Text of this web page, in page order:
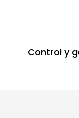
Control y